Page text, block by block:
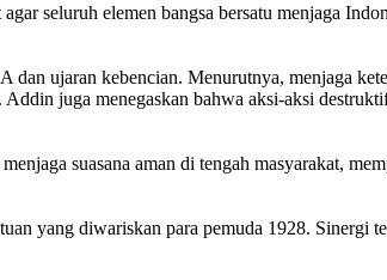
seluruh elemen bangsa bersatu menjaga
ujaran kebencian. Menurutnya, menjaga
juga menegaskan bahwa aksi-aksi
suasana aman di tengah masyarakat,
yang diwariskan para pemuda 1928. Sinergi